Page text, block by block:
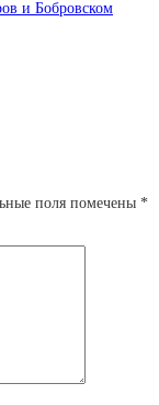
и Бобровском
поля помечены *